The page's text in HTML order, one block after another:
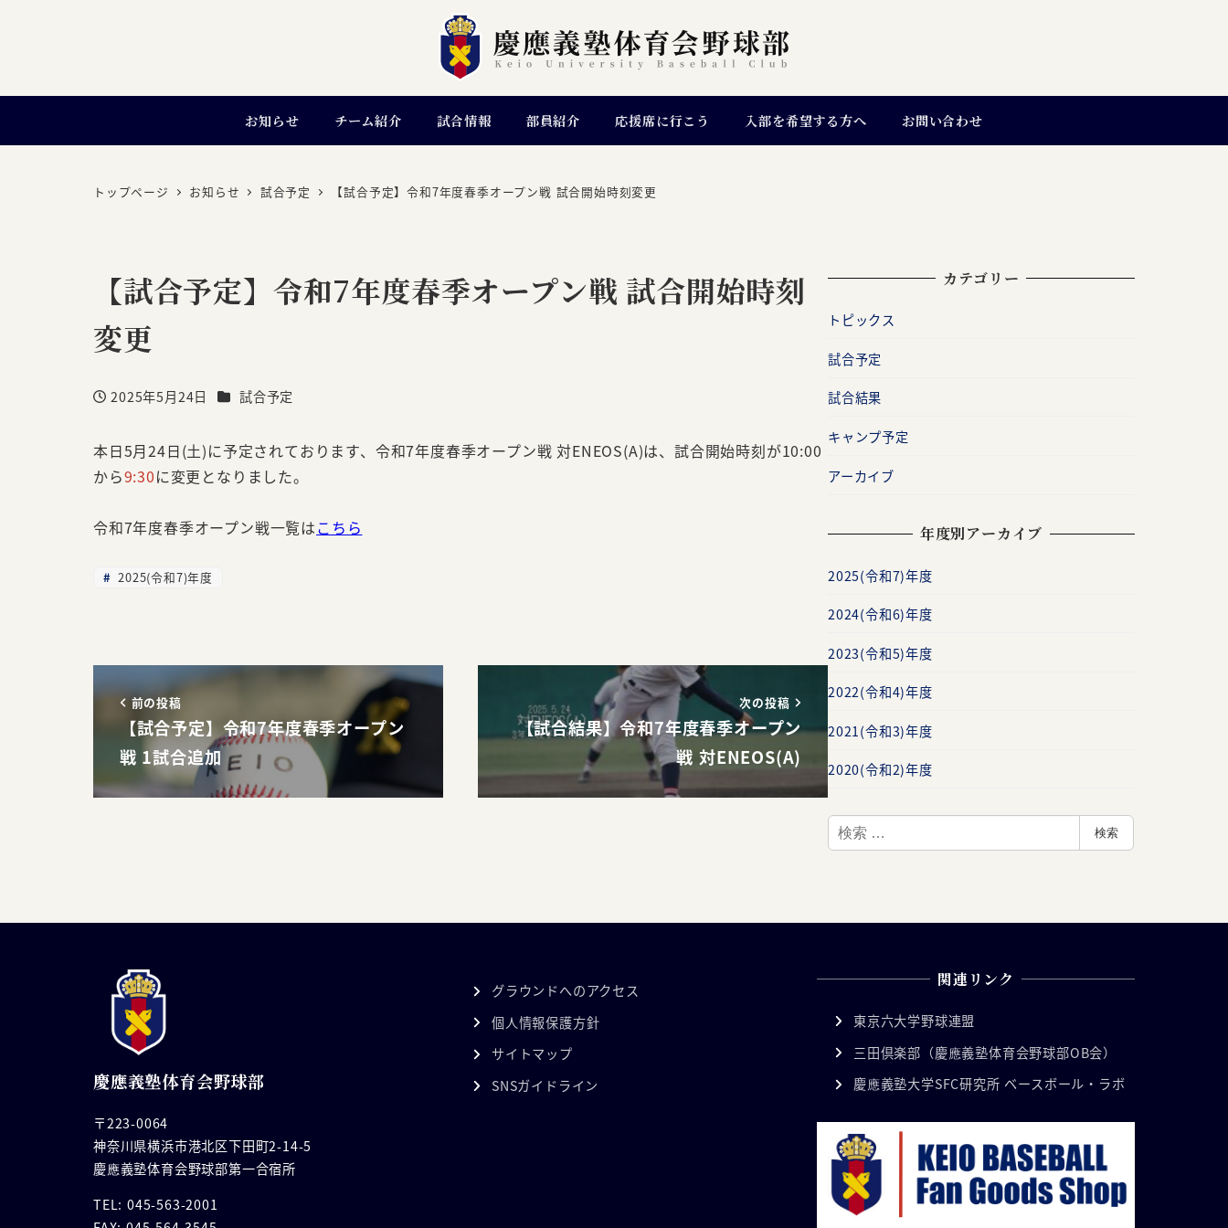
お知らせ チーム紹介 試合情報 部員紹介 応援席に行こう 入部を希望する方へ お問い合わせ
トップページ お知らせ 試合予定 【試合予定】令和7年度春季オープン戦 試合開始時刻変更
【試合予定】令和7年度春季オープン戦 試合開始時刻
変更
投稿日
2025年5月24日 カテゴリー
試合予定
本日5月24日(土)に予定されております、令和7年度春季オープン戦 対ENEOS(A)は、試合開始時刻が10:00
から9:30に変更となりました。
令和7年度春季オープン戦一覧はこちら
2025(令和7)年度
前の投稿
【試合予定】令和7年度春季オープン
戦 1試合追加
次の投稿
【試合結果】令和7年度春季オープン
戦 対ENEOS(A)
カテゴリー
トピックス
試合予定
試合結果
キャンプ予定
アーカイブ
年度別アーカイブ
2025(令和7)年度
2024(令和6)年度
2023(令和5)年度
2022(令和4)年度
2021(令和3)年度
2020(令和2)年度
検
索
検索
慶應義塾体育会野球部
〒223-0064
神奈川県横浜市港北区下田町2-14-5
慶應義塾体育会野球部第一合宿所
TEL: 045-563-2001
グラウンドへのアクセス
個人情報保護方針
サイトマップ
SNSガイドライン
関連リンク
東京六大学野球連盟
三田倶楽部（慶應義塾体育会野球部OB会）
慶應義塾大学SFC研究所 ベースボール・ラボ